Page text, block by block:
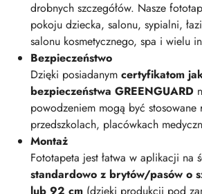
drobnych szczegółów. Nasze
pokoju dziecka, salonu, sypialni,
salonu kosmetycznego, spa i wielu
Bezpieczeństwo
Dzięki posiadanym certyfikatom
bezpieczeństwa GREENGUARD
powodzeniem mogą być stosowane
przedszkolach, placówkach
Montaż
Fototapeta jest łatwa w aplikacji na
standardowo z brytów/pasów o
lub 92 cm (dzięki produkcji pod